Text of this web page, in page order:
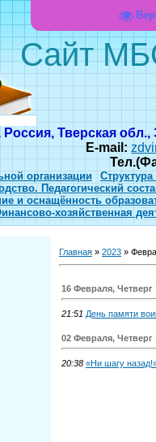
Сайт
Россия, Тверская
E-mail:
организации
Педагогический
и оснащённость
хозяйственная
Главная » 2023 »
16 Февраля, Четверг
21:51 День памяти
02 Февраля, Четверг
20:38 «Ни шагу